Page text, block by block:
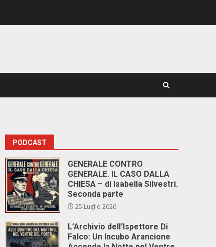
PODCAST
GENERALE CONTRO
GENERALE. IL CASO DALLA
CHIESA – di Isabella Silvestri.
Seconda parte
25 Luglio 2026
L’Archivio dell’Ispettore Di
Falco: Un Incubo Arancione